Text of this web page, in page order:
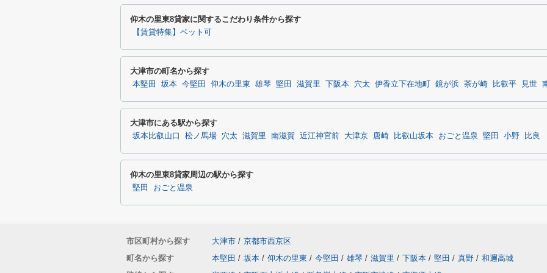
仰木の里東8貸家に関するこだわり条件から探す
【賃貸特集】ペット可
大津市の町名から探す
本堅田 坂本 今堅田 仰木の里東 雄琴 堅田 滋賀里 下阪本 穴太 伊香立下在地町 鏡が浜 茶が崎 比叡平 見世
大津市にある駅から探す
坂本比叡山口 松ノ馬場 穴太 滋賀里 南滋賀 近江神宮前 大津京 唐崎 比叡山坂本 おごと温泉 堅田 小野 比良
仰木の里東8貸家周辺の駅から探す
堅田 おごと温泉
市区町村から探す 大津市 / 京都市西京区
町名から探す
本堅田 / 坂本 / 仰木の里東 / 今堅田 / 雄琴 / 滋賀里 / 下阪本 / 堅田 / 真野 / 和邇高城